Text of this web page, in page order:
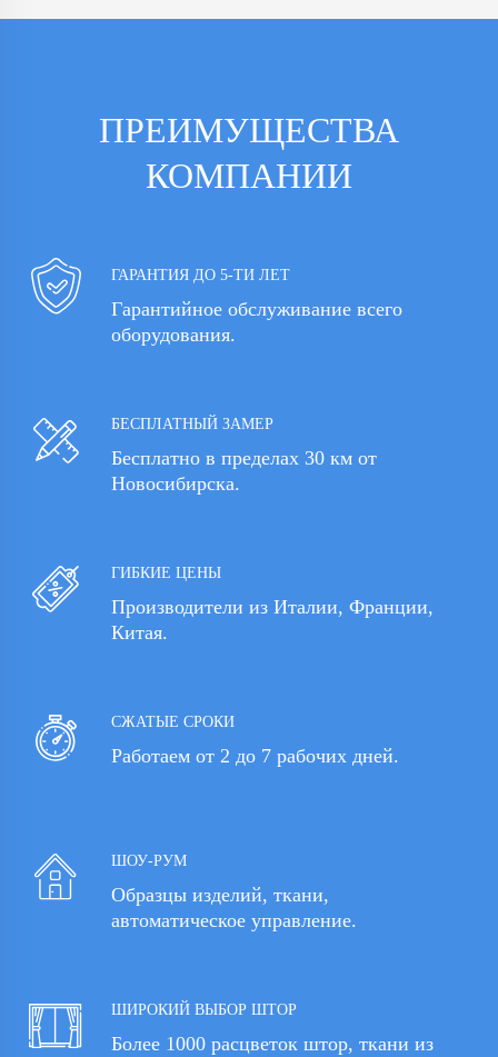
ПРЕИМУЩЕСТВА
КОМПАНИИ
ГАРАНТИЯ ДО 5-ТИ ЛЕТ
Гарантийное обслуживание всего
оборудования.
БЕСПЛАТНЫЙ ЗАМЕР
Бесплатно в пределах 30 км от
Новосибирска.
ГИБКИЕ ЦЕНЫ
Производители из Италии, Франции,
Китая.
СЖАТЫЕ СРОКИ
Работаем от 2 до 7 рабочих дней.
ШОУ-РУМ
Образцы изделий, ткани,
автоматическое управление.
ШИРОКИЙ ВЫБОР ШТОР
Более 1000 расцветок штор, ткани из